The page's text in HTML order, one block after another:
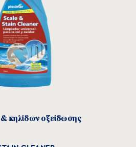
κηλίδων οξείδωσης